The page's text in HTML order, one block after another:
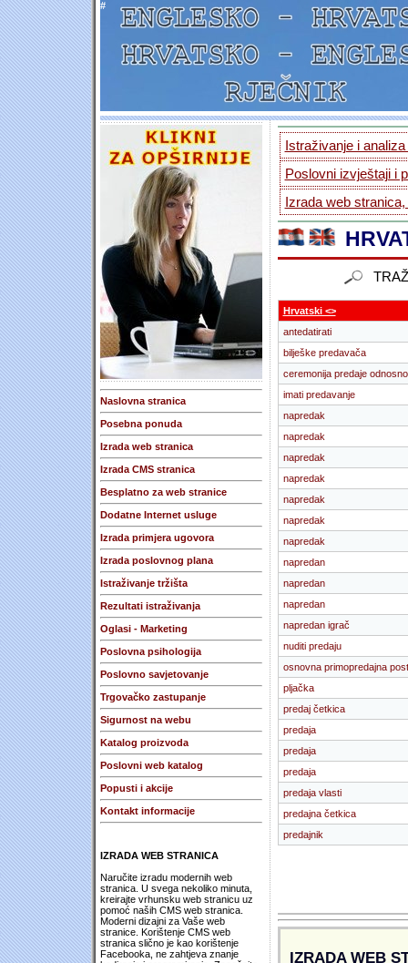
#
Naslovna stranica
Posebna ponuda
Izrada web stranica
Izrada CMS stranica
Besplatno za web stranice
Dodatne Internet usluge
Izrada primjera ugovora
Izrada poslovnog plana
Istraživanje tržišta
Rezultati istraživanja
Oglasi - Marketing
Poslovna psihologija
Poslovno savjetovanje
Trgovačko zastupanje
Sigurnost na webu
Katalog proizvoda
Poslovni web katalog
Popusti i akcije
Kontakt informacije
IZRADA WEB STRANICA
Naručite izradu modernih web
stranica. U svega nekoliko minuta,
kreirajte vrhunsku web stranicu uz
pomoć naših CMS web stranica.
Moderni dizajni za Vaše web
stranice. Korištenje CMS web
stranica slično je kao korištenje
Facebooka, ne zahtjeva znanje
Istraživanje i
Poslovni izvještaji i
Izrada web
Hrvatski <>
antedatirati
bilješke predavača
ceremonija predaje
imati predavanje
napredak
napredak
napredak
napredak
napredak
napredak
napredak
napredan
napredan
napredan
napredan igrač
nuditi predaju
osnovna primopredajna
pljačka
predaj četkica
predaja
predaja
predaja
predaja vlasti
predajna četkica
predajnik
IZRADA WEB